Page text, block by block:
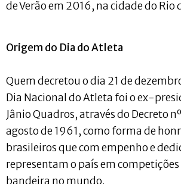
de Verão em 2016, na cidade do Rio
Origem do Dia do Atleta
Quem decretou o dia 21 de
Dia Nacional do Atleta foi o ex-
Jânio Quadros, através do Decreto
agosto de 1961, como forma de
brasileiros que com empenho e
representam o país em competições
bandeira no mundo.